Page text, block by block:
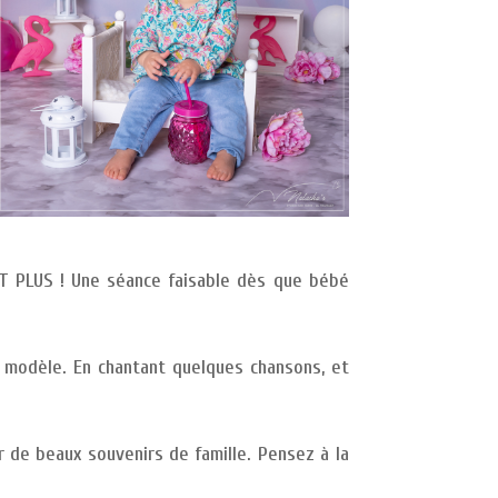
! Une séance faisable dès que bébé
En chantant quelques chansons, et
beaux souvenirs de famille. Pensez à la